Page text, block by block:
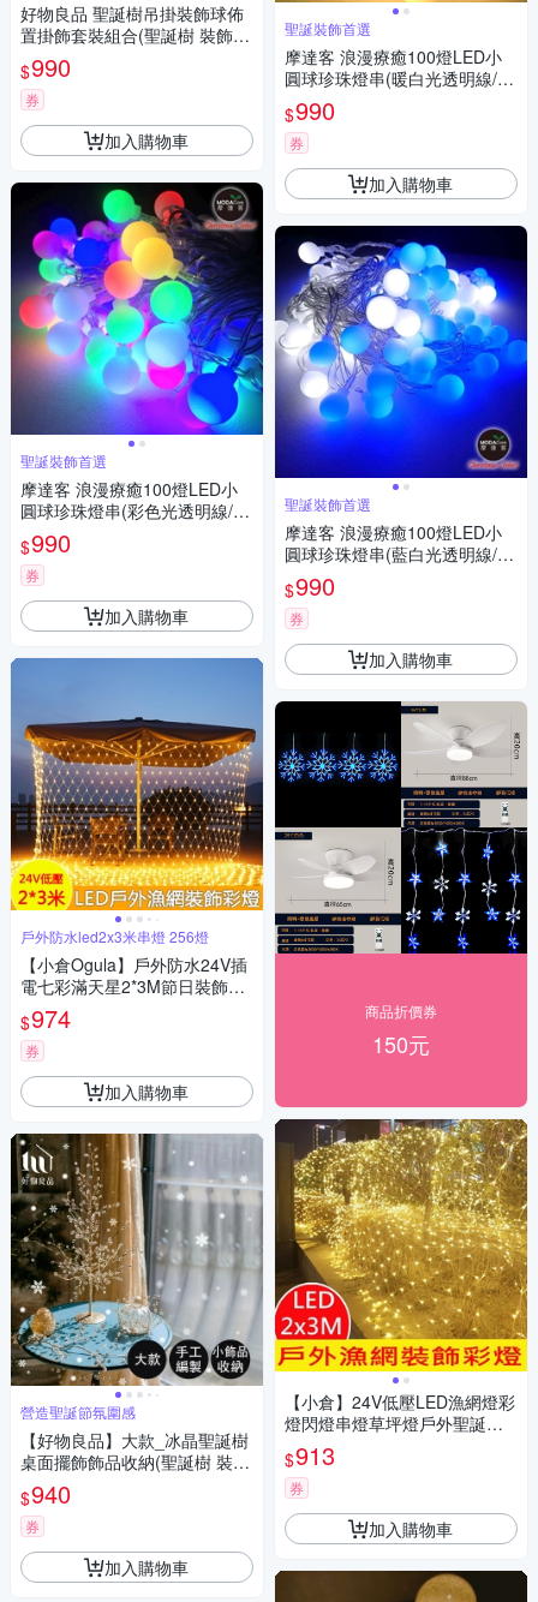
好物良品 聖誕樹吊掛裝飾球佈
置掛飾套裝組合(聖誕樹 裝飾品
聖誕裝飾 飾品收納 聖誕節)
$990
券
加入購物車
聖誕裝飾首選
摩達客 浪漫療癒100燈LED小
圓球珍珠燈串(彩色光透明線/U
SB接頭)聖誕燈
$990
券
加入購物車
戶外防水led2x3米串燈 256燈
【小倉Ogula】戶外防水24V插
電七彩滿天星2*3M節日裝飾彩
燈LED漁網燈（串燈/燈串/裝飾
燈/氛圍燈）
$974
券
加入購物車
營造聖誕節氛圍感
【好物良品】大款_冰晶聖誕樹
桌面擺飾飾品收納(聖誕樹 裝飾
品 聖誕裝飾 飾品收納 聖誕節)
$940
券
加入購物車
聖誕裝飾首選
摩達客 浪漫療癒100燈LED小
圓球珍珠燈串(暖白光透明線/U
SB接頭)聖誕燈
$990
券
加入購物車
聖誕裝飾首選
摩達客 浪漫療癒100燈LED小
圓球珍珠燈串(藍白光透明線/U
SB接頭)聖誕燈
$990
券
加入購物車
商品折價券
150元
【小倉】24V低壓LED漁網燈彩
燈閃燈串燈草坪燈戶外聖誕裝
飾燈【2Mx3M】
$913
券
加入購物車